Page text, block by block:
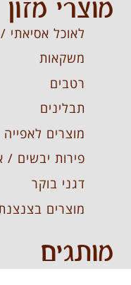
מוצרי מזון
לאוכל אסיאתי
משקאות
רטבים
תבלינים
מוצרים לאפייה
פירות יבשים /
דגני בוקר
מוצרים
מותגים